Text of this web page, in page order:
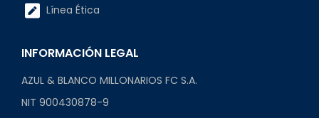
Línea Ética
INFORMACIÓN LEGAL
AZUL & BLANCO MILLONARIOS FC S.A.
NIT 900430878-9